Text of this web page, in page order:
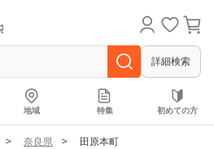
詳細検索
地域 特集 初めての方
奈良県 田原本町